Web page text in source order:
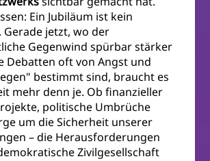
Ein Jubiläum ist kein
Gerade jetzt, wo der
Gegenwind spürbar stärker
Debatten oft von Angst und
bestimmt sind, braucht es
mehr denn je. Ob finanzieller
politische Umbrüche
um die Sicherheit unserer
– die Herausforderungen
Zivilgesellschaft